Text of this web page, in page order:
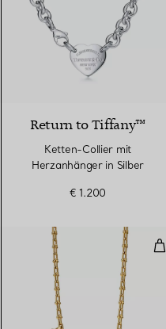
Return to Tiffany™
Ketten-Collier mit
Herzanhänger in Silber
€ 1.200